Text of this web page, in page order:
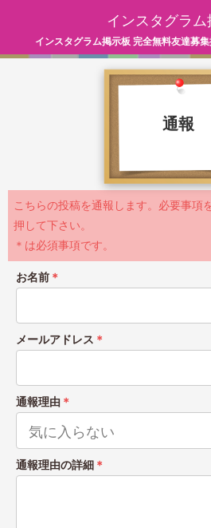
インスタグラム
インスタグラム掲示板 完全無料友達募
通報
こちらの投稿を通報します。必要事項
押して下さい。
＊は必須事項です。
お名前 ＊
メールアドレス ＊
通報理由 ＊
通報理由の詳細 ＊